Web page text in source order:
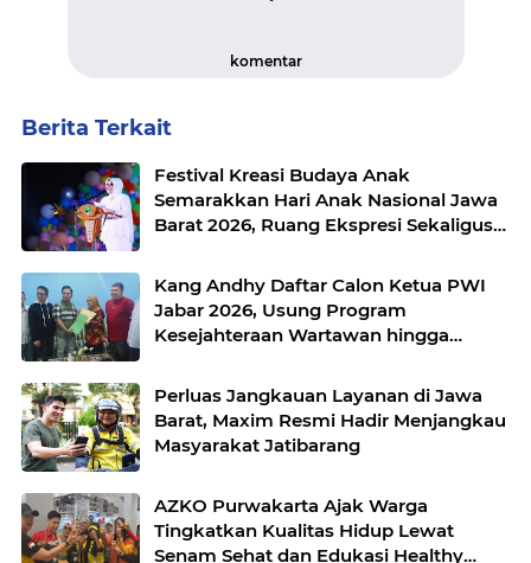
komentar
Berita Terkait
Festival Kreasi Budaya Anak
Semarakkan Hari Anak Nasional Jawa
Barat 2026, Ruang Ekspresi Sekaligus
Kang Andhy Daftar Calon Ketua PWI
Jabar 2026, Usung Program
Kesejahteraan Wartawan hingga
Perluas Jangkauan Layanan di Jawa
Barat, Maxim Resmi Hadir Menjangkau
Masyarakat Jatibarang
AZKO Purwakarta Ajak Warga
Tingkatkan Kualitas Hidup Lewat
Senam Sehat dan Edukasi Healthy